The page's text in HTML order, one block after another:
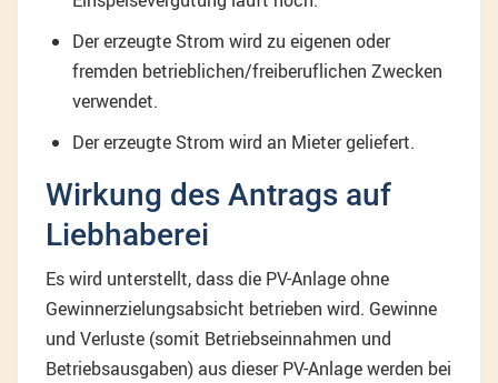
Der erzeugte Strom wird zu eigenen oder
fremden betrieblichen/freiberuflichen Zwecken
verwendet.
Der erzeugte Strom wird an Mieter geliefert.
Wirkung des Antrags auf
Liebhaberei
Es wird unterstellt, dass die PV-Anlage ohne
Gewinnerzielungsabsicht betrieben wird. Gewinne
und Verluste (somit Betriebseinnahmen und
Betriebsausgaben) aus dieser PV-Anlage werden bei